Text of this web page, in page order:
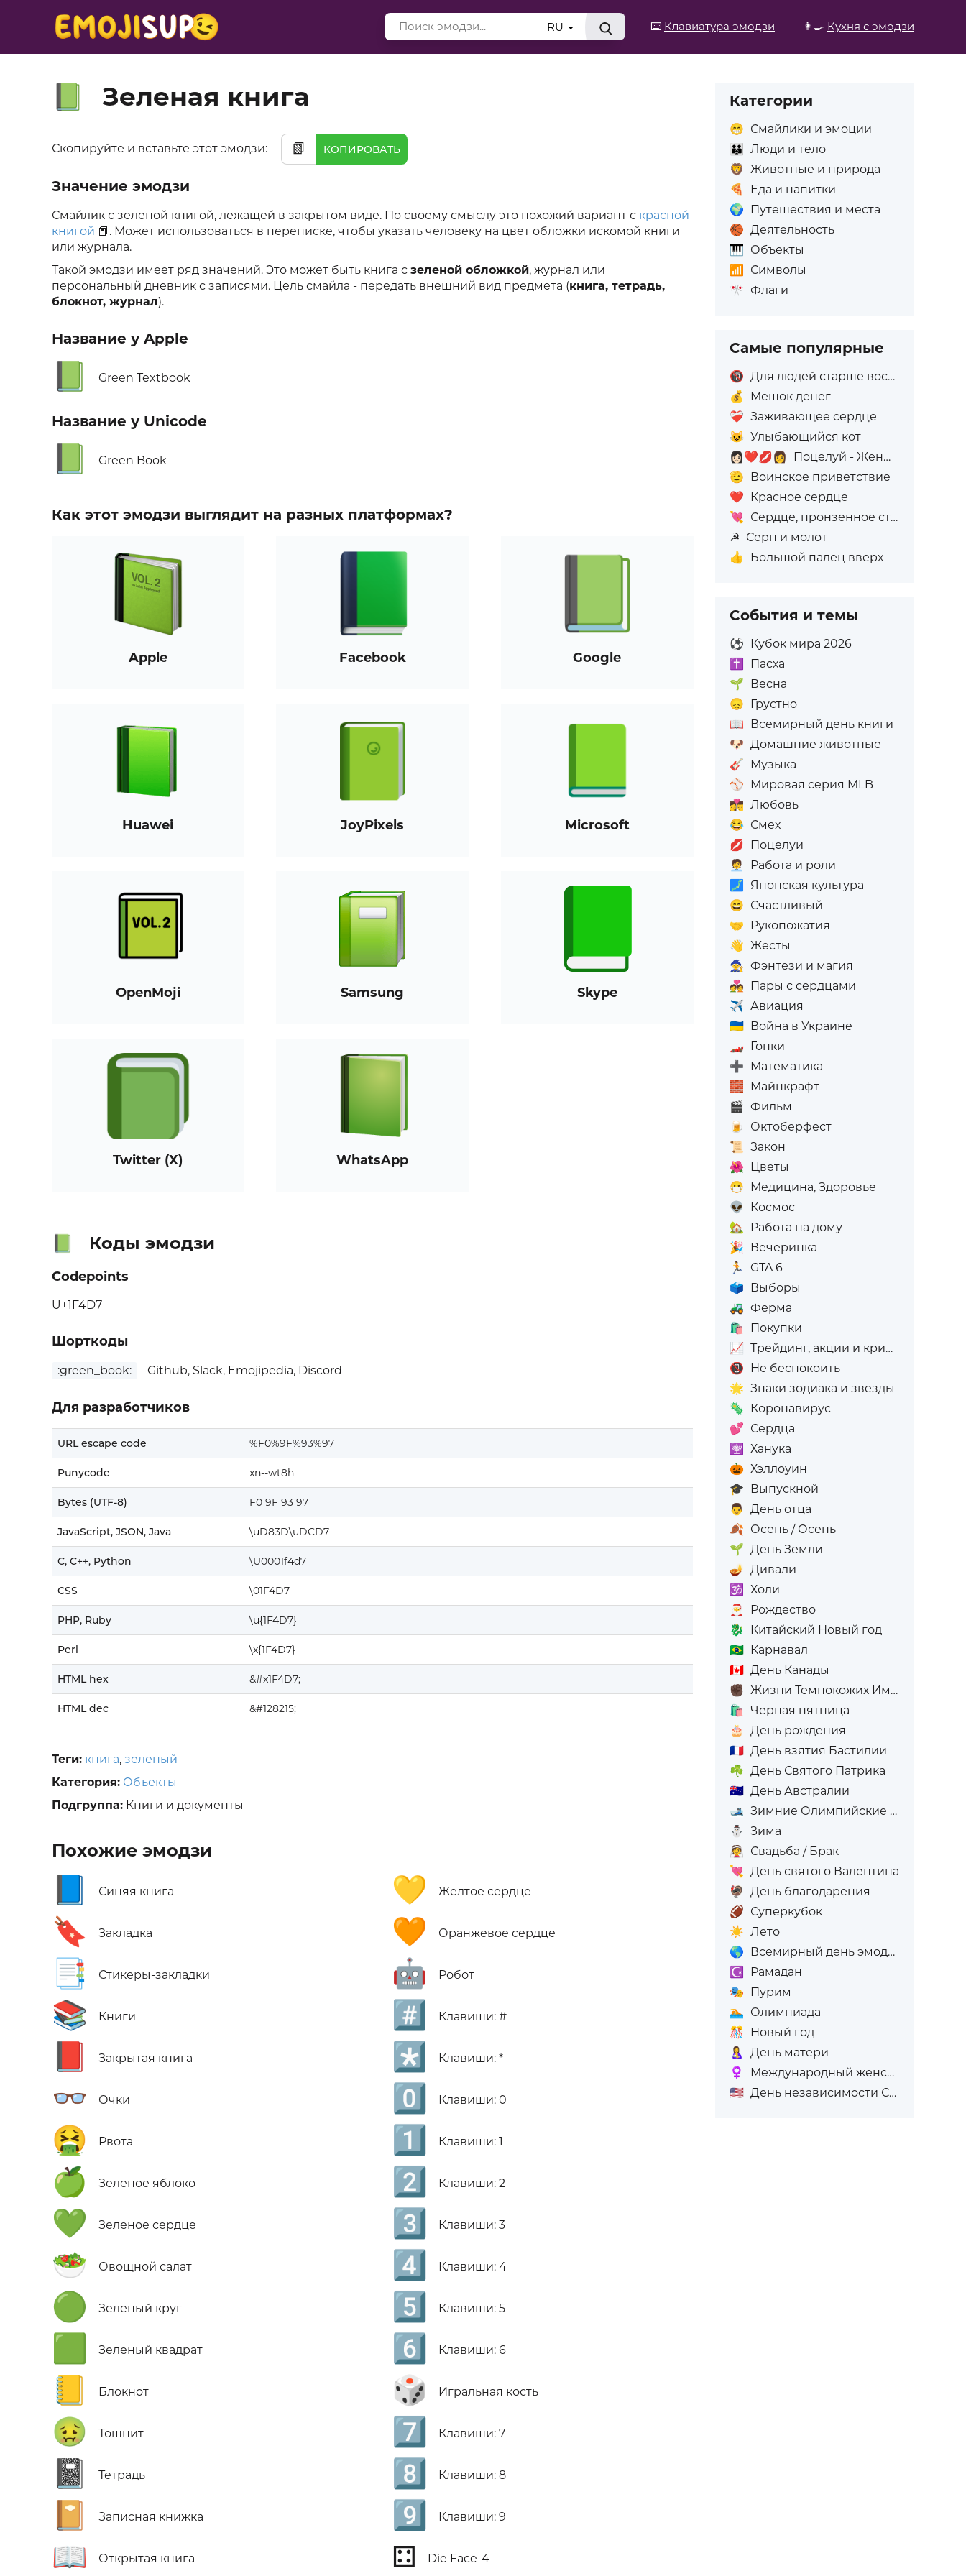
⌨️ Клавиатура эмодзи 👩‍🍳 Кухня с эмодзи
RU
Зеленая книга
Скопируйте и вставьте этот эмодзи: 📗 КОПИРОВАТЬ
Значение эмодзи
Смайлик с зеленой книгой, лежащей в закрытом виде. По своему смыслу это похожий вариант с красной
книгой 📕. Может использоваться в переписке, чтобы указать человеку на цвет обложки искомой книги
или журнала.
Такой эмодзи имеет ряд значений. Это может быть книга с зеленой обложкой, журнал или
персональный дневник с записями. Цель смайла - передать внешний вид предмета (книга, тетрадь,
блокнот, журнал).
Название у Apple
Green Textbook
Название у Unicode
Green Book
Как этот эмодзи выглядит на разных платформах?
Apple Facebook Google
Huawei JoyPixels Microsoft
OpenMoji Samsung Skype
Twitter (X) WhatsApp
Коды эмодзи
Codepoints
U+1F4D7
Шорткоды
:green_book: Github, Slack, Emojipedia, Discord
Для разработчиков
URL escape code %F0%9F%93%97
Punycode xn--wt8h
Bytes (UTF-8) F0 9F 93 97
JavaScript, JSON, Java \uD83D\uDCD7
C, C++, Python \U0001f4d7
CSS \01F4D7
PHP, Ruby \u{1F4D7}
Perl \x{1F4D7}
HTML hex &#x1F4D7;
HTML dec &#128215;
Теги: книга, зеленый
Категория: Объекты
Подгруппа: Книги и документы
Похожие эмодзи
Синяя книга
🔖 Закладка
📑 Стикеры-закладки
📚 Книги
Закрытая книга
👓 Очки
🤮 Рвота
🍏 Зеленое яблоко
💚 Зеленое сердце
🥗 Овощной салат
🟢 Зеленый круг
🟩 Зеленый квадрат
📒 Блокнот
🤢 Тошнит
📓 Тетрадь
📔 Записная книжка
📖 Открытая книга
💛 Желтое сердце
🧡 Оранжевое сердце
🤖 Робот
#️⃣ Клавиши: #
*️⃣ Клавиши: *
0️⃣ Клавиши: 0
1️⃣ Клавиши: 1
2️⃣ Клавиши: 2
3️⃣ Клавиши: 3
4️⃣ Клавиши: 4
5️⃣ Клавиши: 5
6️⃣ Клавиши: 6
🎲 Игральная кость
7️⃣ Клавиши: 7
8️⃣ Клавиши: 8
9️⃣ Клавиши: 9
⚃ Die Face-4
Категории
😁 Смайлики и эмоции
👪
Люди и тело
🦁 Животные и природа
🍕
Еда и напитки
🌍 Путешествия и места
🏀 Деятельность
🎹 Объекты
📶
Символы
🎌 Флаги
Самые популярные
🔞 Для людей старше восемнадцати лет
💰
Мешок денег
❤️‍🩹 Заживающее сердце
😺 Улыбающийся кот
👩🏻‍❤️‍💋‍👩
Поцелуй - Женщина: Светлый тон кожи, Женщина: Без тона кожи
🫡 Воинское приветствие
❤️ Красное сердце
💘 Сердце, пронзенное стрелой
☭ Серп и молот
👍
Большой палец вверх
События и темы
⚽ Кубок мира 2026
✝️
Пасха
🌱 Весна
😞 Грустно
📖 Всемирный день книги
🐶 Домашние животные
🎸 Музыка
⚾ Мировая серия MLB
👩‍❤️‍💋‍👨 Любовь
😂 Смех
💋 Поцелуи
🧑‍💼
Работа и роли
🗾
Японская культура
😄 Счастливый
🤝 Рукопожатия
👋 Жесты
🧙 Фэнтези и магия
💑 Пары с сердцами
✈️ Авиация
🇺🇦 Война в Украине
🏎️ Гонки
➕ Математика
🧱 Майнкрафт
🎬 Фильм
🍺
Октоберфест
📜 Закон
🌺 Цветы
😷 Медицина, Здоровье
👽
Космос
🏡
Работа на дому
🎉 Вечеринка
🏃
GTA 6
🗳️ Выборы
🚜 Ферма
🛍️
Покупки
📈 Трейдинг, акции и криптовалюта
📵 Не беспокоить
🌟 Знаки зодиака и звезды
🦠 Коронавирус
💕 Сердца
🕎
Ханука
🎃 Хэллоуин
🎓 Выпускной
👨 День отца
🍂 Осень / Осень
🌱 День Земли
🪔 Дивали
🕉️
Холи
🎅
Рождество
🐉
Китайский Новый год
🇧🇷 Карнавал
🇨🇦 День Канады
✊🏿 Жизни Темнокожих Имеют Значение
🛍️
Черная пятница
🎂
День рождения
🇫🇷 День взятия Бастилии
☘️ День Святого Патрика
🇦🇺 День Австралии
🎿 Зимние Олимпийские игры
⛄
Зима
👰 Свадьба / Брак
💘 День святого Валентина
🦃 День благодарения
🏈 Суперкубок
☀️ Лето
🌎 Всемирный день эмодзи
☪️
Рамадан
🎭 Пурим
🏊 Олимпиада
🎊
Новый год
🤱
День матери
♀️
Международный женский день (8-е марта)
🇺🇸 День независимости США